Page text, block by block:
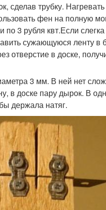
сделав трубку.
фен на полную
3 рубля квт.Если
сужающуюся ленту в
отверстие в доске,
3 мм. В ней нет
в доске пару дырок. В
держала натяг.